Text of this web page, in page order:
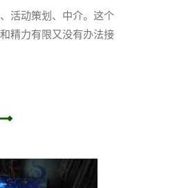
活动策划、中介。这个
精力有限又没有办法接